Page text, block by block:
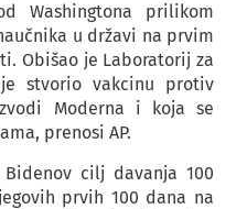
Washingtona prilikom
u državi na prvim
Obišao je Laboratorij za
stvorio vakcinu protiv
Moderna i koja se
prenosi AP.
cilj davanja 100
prvih 100 dana na